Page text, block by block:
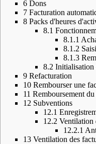
6 Dons
7 Facturation
8 Packs d'heures
8.1
8.1.1
8.1.2
8.1.3
8.2 Initialisation
9 Refacturation
10 Rembourser une
11 Remboursement
12 Subventions
12.1
12.2 Ventilation
12.2.1
13 Ventilation des